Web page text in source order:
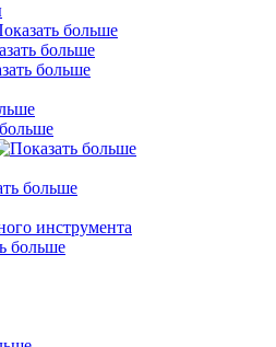
инструмента